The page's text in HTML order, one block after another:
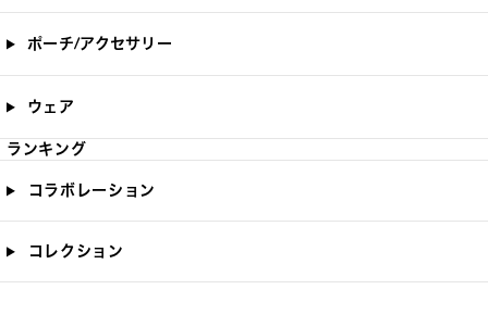
ポーチ/アクセサリー
ウェア
ランキング
コラボレーション
コレクション